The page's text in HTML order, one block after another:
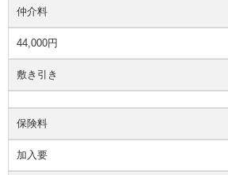
仲介料
44,000円
敷き引き
保険料
加入要